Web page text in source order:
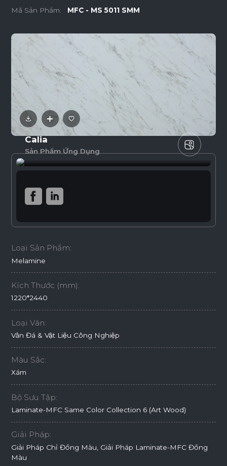
Mã Sản Phẩm: MFC - MS 5011 SMM
Calia
Sản Phẩm Ứng Dụng
Loại Sản Phẩm:
Melamine
Kích Thước (mm):
1220*2440
Loại Vân:
Vân Đá & Vật Liệu Công Nghiệp
Màu Sắc:
Xám
Bộ Sưu Tập:
Laminate-MFC Same Color Collection 6 (Art Wood)
Giải Pháp:
Giải Pháp Chỉ Đồng Màu, Giải Pháp Laminate-MFC Đồng
Màu